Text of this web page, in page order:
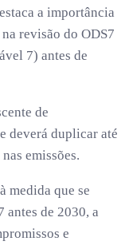
a importância
revisão do ODS7
7) antes de
de
deverá duplicar até
emissões.
medida que se
de 2030, a
e